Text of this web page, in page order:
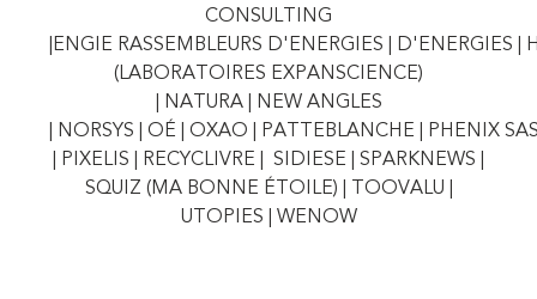
CONSULTING
ENGIE RASSEMBLEURS D'ENERGIES D'ENERGIES
(LABORATOIRES EXPANSCIENCE)
NATURA
NEW ANGLES
NORSYS OÉ OXAO PATTEBLANCHE PHENIX SA
| PIXELIS |
RECYCLIVRE SIDIESE SPARKNEWS
SQUIZ (MA BONNE ÉTOILE) |
TOOVALU |
U TOPIES | WENOW